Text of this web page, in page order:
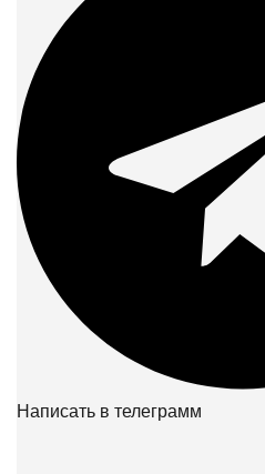
Написать в телеграмм